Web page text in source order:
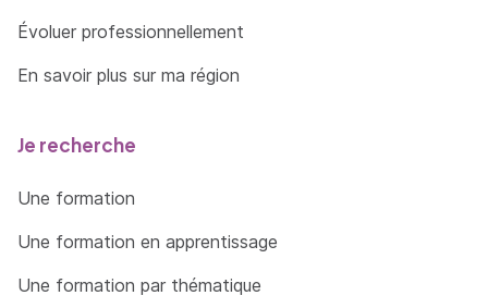
Évoluer professionnellement
En savoir plus sur ma région
Je recherche
Une formation
Une formation en apprentissage
Une formation par thématique